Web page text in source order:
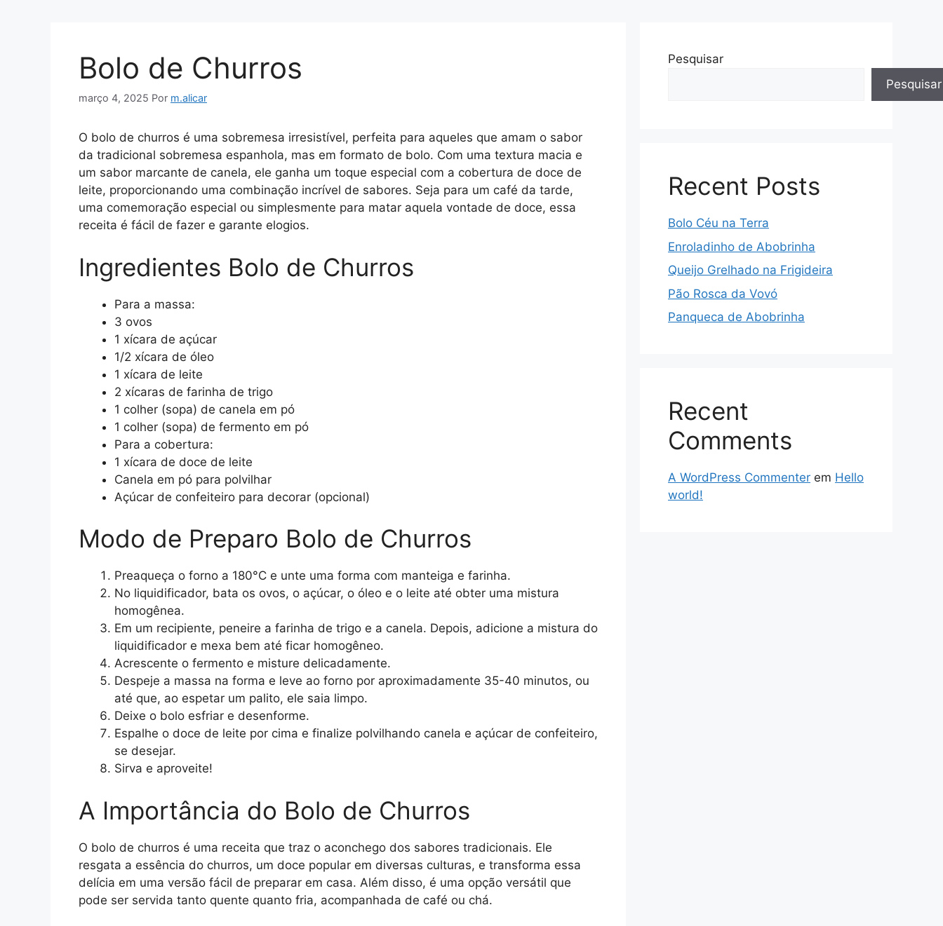
Bolo de Churros
março 4, 2025 Por m.alicar
O bolo de churros é uma sobremesa irresistível, perfeita para aqueles que amam o sabor
da tradicional sobremesa espanhola, mas em formato de bolo. Com uma textura macia e
um sabor marcante de canela, ele ganha um toque especial com a cobertura de doce de
leite, proporcionando uma combinação incrível de sabores. Seja para um café da tarde,
uma comemoração especial ou simplesmente para matar aquela vontade de doce, essa
receita é fácil de fazer e garante elogios.
Ingredientes Bolo de Churros
Para a massa:
3 ovos
1 xícara de açúcar
1/2 xícara de óleo
1 xícara de leite
2 xícaras de farinha de trigo
1 colher (sopa) de canela em pó
1 colher (sopa) de fermento em pó
Para a cobertura:
1 xícara de doce de leite
Canela em pó para polvilhar
Açúcar de confeiteiro para decorar (opcional)
Modo de Preparo Bolo de Churros
Preaqueça o forno a 180°C e unte uma forma com manteiga e farinha.
No liquidificador, bata os ovos, o açúcar, o óleo e o leite até obter uma mistura
homogênea.
Em um recipiente, peneire a farinha de trigo e a canela. Depois, adicione a mistura do
liquidificador e mexa bem até ficar homogêneo.
Acrescente o fermento e misture delicadamente.
Despeje a massa na forma e leve ao forno por aproximadamente 35-40 minutos, ou
até que, ao espetar um palito, ele saia limpo.
Deixe o bolo esfriar e desenforme.
Espalhe o doce de leite por cima e finalize polvilhando canela e açúcar de confeiteiro,
se desejar.
Sirva e aproveite!
A Importância do Bolo de Churros
O bolo de churros é uma receita que traz o aconchego dos sabores tradicionais. Ele
resgata a essência do churros, um doce popular em diversas culturas, e transforma essa
delícia em uma versão fácil de preparar em casa. Além disso, é uma opção versátil que
pode ser servida tanto quente quanto fria, acompanhada de café ou chá.
Pesquisar
Pesquisar
Recent Posts
Bolo Céu na Terra
Enroladinho de Abobrinha
Queijo Grelhado na Frigideira
Pão Rosca da Vovó
Panqueca de Abobrinha
Recent
Comments
A WordPress Commenter em Hello
world!